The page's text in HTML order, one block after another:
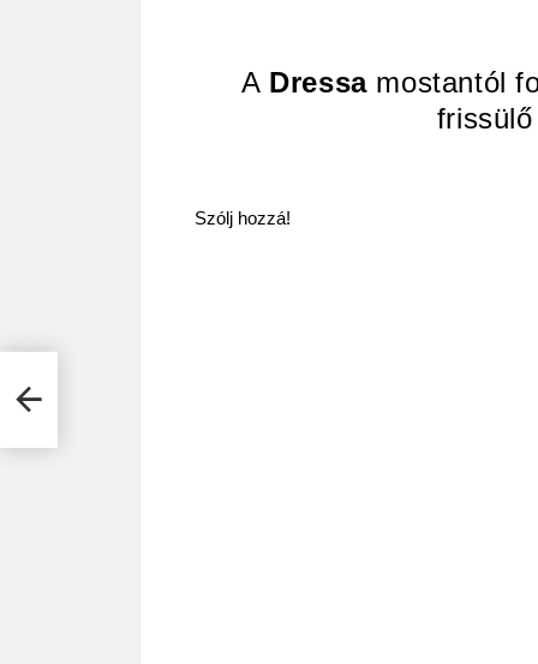
A Dressamostantól
Szólj hozzá!